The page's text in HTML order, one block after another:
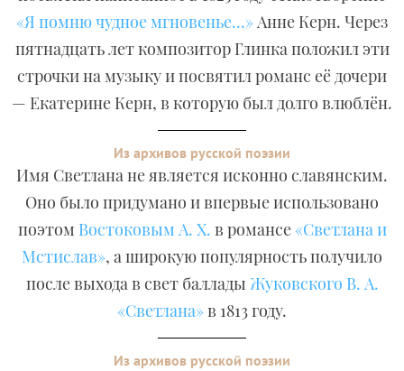
«Я помню чудное мгновенье...»Анне Керн. Через
пятнадцать лет композитор Глинка положил эти
строчки на музыку и посвятил романс её дочери
— Екатерине Керн, в которую был долго влюблён.
Из архивов русской поэзии
Имя Светлана не является исконно славянским.
Оно было придумано и впервые использовано
поэтом Востоковым А. Х. в романсе«Светлана и
Мстислав», а широкую популярность получило
после выхода в свет баллады Жуковского В. А.
«Светлана»в 1813 году.
Из архивов русской поэзии